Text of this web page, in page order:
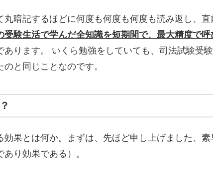
暗記するほどに何度も何度も何度も読み返し、直
受験生活で学んだ全知識を短期間で、最大精度で呼
あります。 いくら勉強をしていても、司法試験受
と同じことなのです。
果とは何か。まずは、先ほど申し上げました、素
り効果である）。